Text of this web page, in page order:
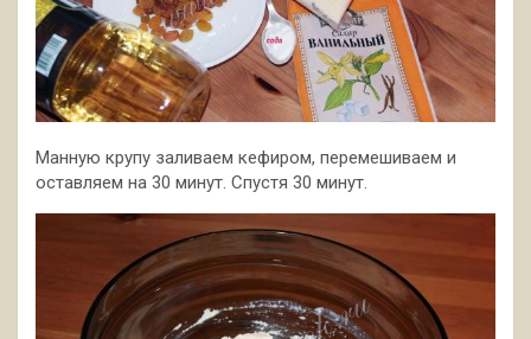
Манную крупу заливаем кефиром, перемешиваем и
оставляем на 30 минут. Спустя 30 минут.